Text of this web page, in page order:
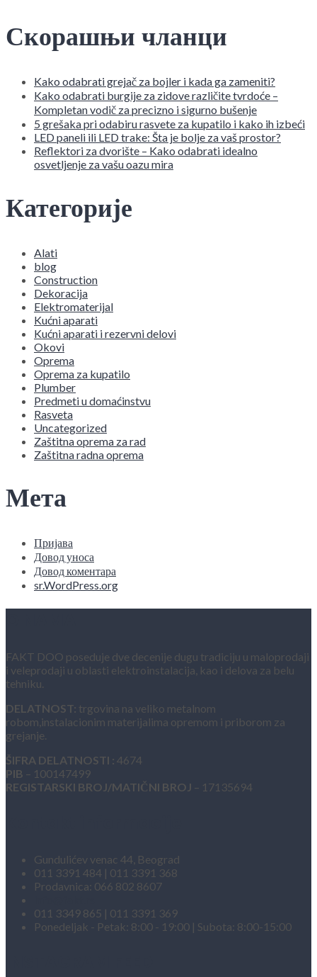
Скорашњи чланци
Kako odabrati grejač za bojler i kada ga zameniti?
Kako odabrati burgije za zidove različite tvrdoće –
Kompletan vodič za precizno i sigurno bušenje
5 grešaka pri odabiru rasvete za kupatilo i kako ih izbeći
LED paneli ili LED trake: Šta je bolje za vaš prostor?
Reflektori za dvorište – Kako odabrati idealno
osvetljenje za vašu oazu mira
Категорије
Alati
blog
Construction
Dekoracija
Elektromaterijal
Kućni aparati
Kućni aparati i rezervni delovi
Okovi
Oprema
Oprema za kupatilo
Plumber
Predmeti u domaćinstvu
Rasveta
Uncategorized
Zaštitna oprema za rad
Zaštitna radna oprema
Мета
Пријава
Довод уноса
Довод коментара
sr.WordPress.org
FAKT DOO poseduje dve decenije dugu tradiciju u maloprodaji
i veleprodaji u oblasti elektroinstalacija, kao i delova za belu
tehniku.
DELATNOST: trgovina na veliko metalnom
robom,instalacionim materijalima opremom i priborom za
grejanje.
ŠIFRA DELATNOSTI : 4674
PIB – 100147499
REGISTARSKI BROJ/MATIČNI BROJ – 17135694
Gundulićev venac 44, Beograd
011 3391 484 | 011 3391 368
Prodavnica: 066 802 8607
011 3349 865 | 011 3391 369
Ponedeljak - Petak: 8:00 - 19:00 | Subota: 8:00-15:00